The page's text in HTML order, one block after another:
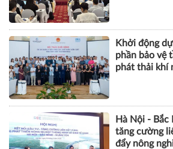
Khởi động
phần bảo vệ
phát thải khí
Hà Nội - Bắc
tăng cường
đẩy nông